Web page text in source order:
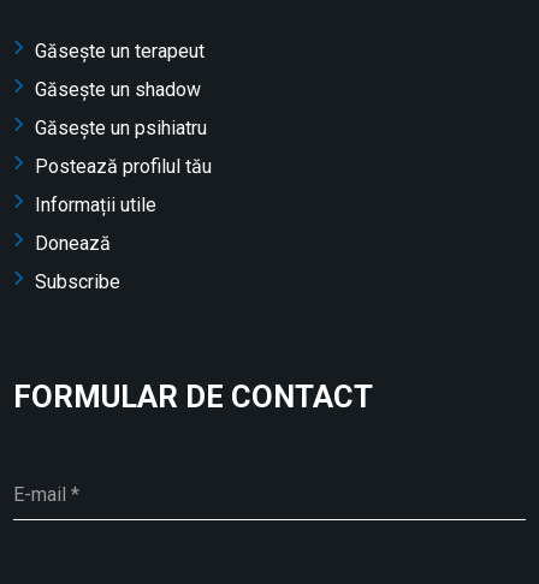
Găsește un terapeut
Găsește un shadow
Găsește un psihiatru
Postează profilul tău
Informații utile
Donează
Subscribe
FORMULAR DE CONTACT